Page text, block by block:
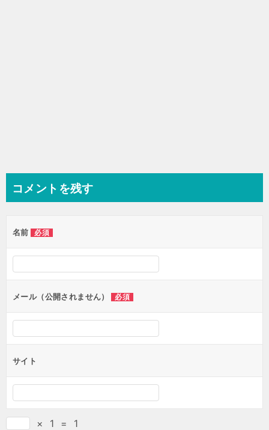
コメントを残す
名前 必須
メール（公開されません） 必須
サイト
× 1 = 1